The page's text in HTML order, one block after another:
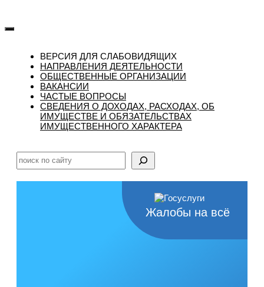
ВЕРСИЯ ДЛЯ СЛАБОВИДЯЩИХ
НАПРАВЛЕНИЯ ДЕЯТЕЛЬНОСТИ
ОБЩЕСТВЕННЫЕ ОРГАНИЗАЦИИ
ВАКАНСИИ
ЧАСТЫЕ ВОПРОСЫ
CВЕДЕНИЯ О ДОХОДАХ, РАСХОДАХ, ОБ
ИМУЩЕСТВЕ И ОБЯЗАТЕЛЬСТВАХ
ИМУЩЕСТВЕННОГО ХАРАКТЕРА
Жалобы на всё